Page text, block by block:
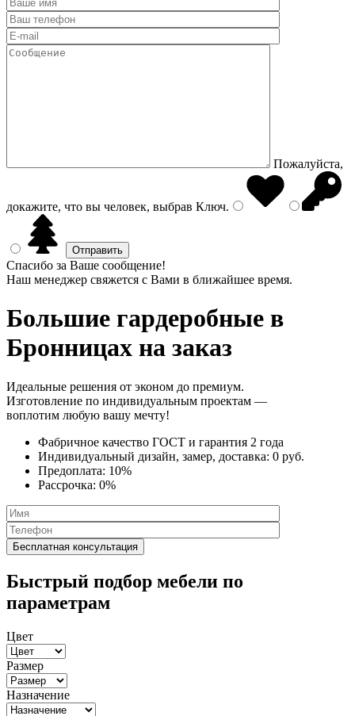
Пожалуйста,
докажите, что вы человек, выбрав Ключ.
Спасибо за Ваше сообщение!
Наш менеджер свяжется с Вами в ближайшее время.
Большие гардеробные в
Бронницах на заказ
Идеальные решения от эконом до премиум.
Изготовление по индивидуальным проектам —
воплотим любую вашу мечту!
Фабричное качество ГОСТ и гарантия 2 года
Индивидуальный дизайн, замер, доставка: 0 руб.
Предоплата: 10%
Рассрочка: 0%
Быстрый подбор мебели по
параметрам
Цвет
Размер
Назначение